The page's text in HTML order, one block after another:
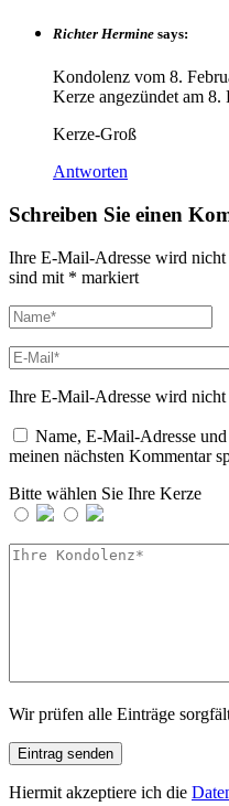
Richter Hermine says:
Kondolenz vom 8.
Kerze angezündet am 8.
Kerze-Groß
Antworten
Schreiben Sie einen
Ihre E-Mail-Adresse wird
sind mit * markiert
Ihre E-Mail-Adresse wird
Name, E-Mail-Adresse
meinen nächsten Kommentar
Bitte wählen Sie Ihre Kerze
Wir prüfen alle Einträge
Hiermit akzeptiere ich die